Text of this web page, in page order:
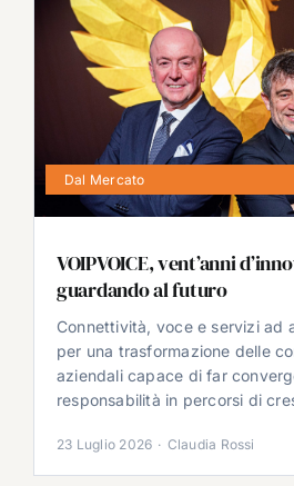
Dal Mercato
VOIPVOICE, vent’anni
guardando al futuro
Connettività, voce e servizi ad
per una trasformazione delle
aziendali capace di far
responsabilità in percorsi di
23 Luglio 2026 · Claudia Rossi